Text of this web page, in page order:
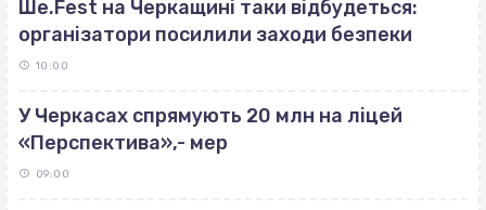
Ше.Fest на Черкащині таки відбудеться:
організатори посилили заходи безпеки
10:00
У Черкасах спрямують 20 млн на ліцей
«Перспектива»,- мер
09:00